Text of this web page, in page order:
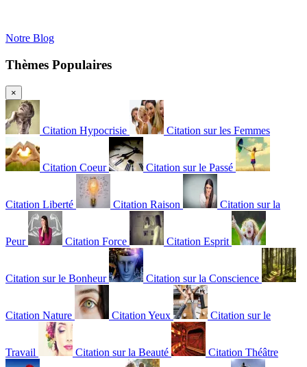
Notre Blog
Thèmes Populaires
×
Citation Hypocrisie Citation sur les Femmes
Citation Coeur Citation sur le Passé
Citation Liberté Citation Raison Citation sur la
Peur Citation Force Citation Esprit
Citation sur le Bonheur Citation sur la Conscience
Citation Nature Citation Yeux Citation sur le
Travail Citation sur la Beauté Citation Théâtre